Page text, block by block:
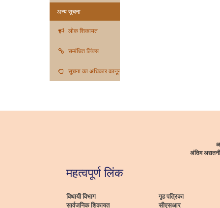
अन्य सूचना
लोक शिकायत
सम्बंधित लिंक्स
सूचना का अधिकार कानून
अंतिम
महत्वपूर्ण लिंक
विधायी विभाग
सार्वजनिक शिकायत
गृह पत्रिका
सीएसआर